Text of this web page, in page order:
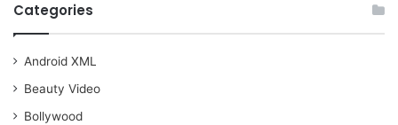
Categories
Android XML
Beauty Video
Bollywood